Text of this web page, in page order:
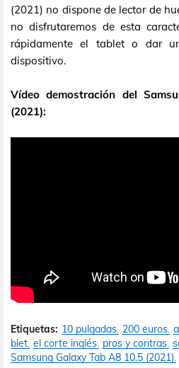
(2021) no dispone de lector de
no disfrutaremos de esta
rápidamente el tablet o dar
dispositivo.
Vídeo demostración del
(2021):
Etiquetas: 10 pulgadas 200 euros
blet el corte inglés pros y contras
Samsung Galaxy Tab A8 10.5 (2021)